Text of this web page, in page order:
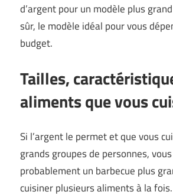
d’argent pour un modèle plus
sûr, le modèle idéal pour vous
budget.
Tailles,
aliments que vous
Si l’argent le permet et que vous
grands groupes de personnes,
probablement un barbecue plus
cuisiner plusieurs aliments à la